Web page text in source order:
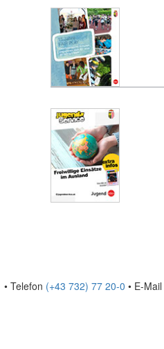
• Telefon (+43 732) 77 20-0 • E-Mail